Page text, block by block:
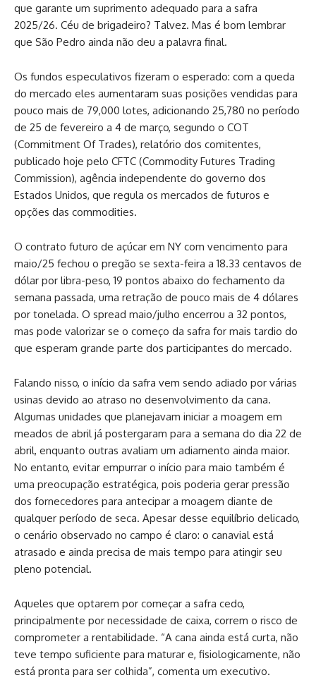
que garante um suprimento adequado para a safra
2025/26. Céu de brigadeiro? Talvez. Mas é bom lembrar
que São Pedro ainda não deu a palavra final.
Os fundos especulativos fizeram o esperado: com a queda
do mercado eles aumentaram suas posições vendidas para
pouco mais de 79,000 lotes, adicionando 25,780 no período
de 25 de fevereiro a 4 de março, segundo o COT
(Commitment Of Trades), relatório dos comitentes,
publicado hoje pelo CFTC (Commodity Futures Trading
Commission), agência independente do governo dos
Estados Unidos, que regula os mercados de futuros e
opções das commodities.
O contrato futuro de açúcar em NY com vencimento para
maio/25 fechou o pregão se sexta-feira a 18.33 centavos de
dólar por libra-peso, 19 pontos abaixo do fechamento da
semana passada, uma retração de pouco mais de 4 dólares
por tonelada. O spread maio/julho encerrou a 32 pontos,
mas pode valorizar se o começo da safra for mais tardio do
que esperam grande parte dos participantes do mercado.
Falando nisso, o início da safra vem sendo adiado por várias
usinas devido ao atraso no desenvolvimento da cana.
Algumas unidades que planejavam iniciar a moagem em
meados de abril já postergaram para a semana do dia 22 de
abril, enquanto outras avaliam um adiamento ainda maior.
No entanto, evitar empurrar o início para maio também é
uma preocupação estratégica, pois poderia gerar pressão
dos fornecedores para antecipar a moagem diante de
qualquer período de seca. Apesar desse equilíbrio delicado,
o cenário observado no campo é claro: o canavial está
atrasado e ainda precisa de mais tempo para atingir seu
pleno potencial.
Aqueles que optarem por começar a safra cedo,
principalmente por necessidade de caixa, correm o risco de
comprometer a rentabilidade. “A cana ainda está curta, não
teve tempo suficiente para maturar e, fisiologicamente, não
está pronta para ser colhida”, comenta um executivo.